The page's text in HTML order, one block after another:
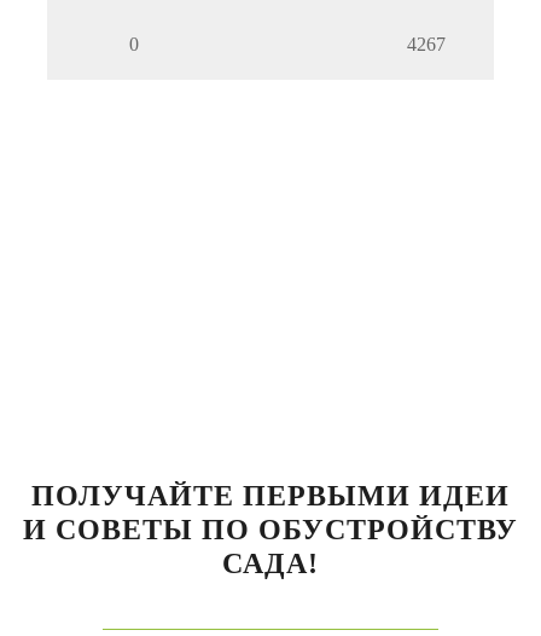
0 4267
ПОЛУЧАЙТЕ ПЕРВЫМИ ИДЕИ
И СОВЕТЫ ПО ОБУСТРОЙСТВУ
САДА!